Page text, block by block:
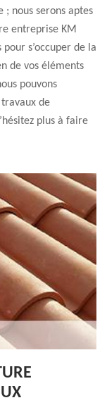
; nous serons aptes
entreprise KM
s’occuper de la
de vos éléments
pouvons
de
plus à faire